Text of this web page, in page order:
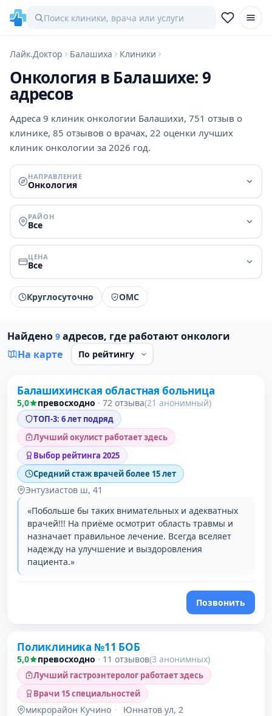
Лайк.Доктор Балашиха Клиники
Онкология в Балашихе: 9
адресов
Адреса 9 клиник онкологии Балашихи, 751 отзыв о
клинике, 85 отзывов о врачах, 22 оценки лучших
клиник онкологии за 2026 год.
НАПРАВЛЕНИЕ
Онкология
РАЙОН
Все
ЦЕНА
Все
Круглосуточно ОМС
Найдено 9 адресов, где работают онкологи
На карте
1 место в рейтинге
Балашихинская областная больница
5,0 превосходно · 72 отзыва(21 анонимный)
ТОП-3: 6 лет подряд
Лучший окулист работает здесь
Выбор рейтинга 2025
Средний стаж врачей более 15 лет
Энтузиастов ш, 41
«Побольше бы таких внимательных и адекватных
врачей!!! На приёме осмотрит область травмы и
назначает правильное лечение. Всегда вселяет
надежду на улучшение и выздоровления
пациента.»
Позвонить
2 место в рейтинге
Поликлиника №11 БОБ
5,0 превосходно · 11 отзывов(3 анонимных)
Лучший гастроэнтеролог работает здесь
Врачи 15 специальностей
микрорайон Кучино ·
Юннатов ул, 2